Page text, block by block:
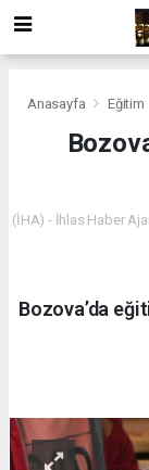
Anasayfa Eğitim
(İHA) - İhlas Haber
Bozova’da